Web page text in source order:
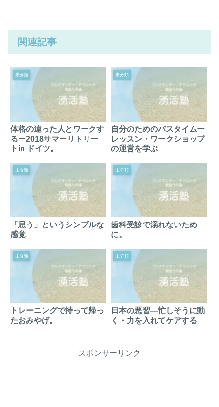
関連記事
未分類
体格の違った人とワークす
るー2018サマーリトリー
トin ドイツ。
未分類
自分のためのバスタイムー
レッスン・ワークショップ
の運営を学ぶ
未分類
「思う」というシンプルな
感覚
未分類
歯科受診で溺れないため
に。
未分類
トレーニングで持って帰っ
たおみやげ。
未分類
日本の悪習―忙しそうに動
く・力を入れてケアする
スポンサーリンク